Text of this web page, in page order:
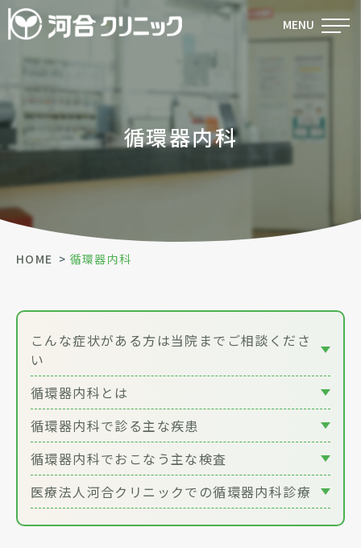
MENU
循環器内科
HOME 循環器内科
こんな症状がある方は当院までご相談くださ
い
循環器内科とは
循環器内科で診る主な疾患
循環器内科でおこなう主な検査
医療法人河合クリニックでの循環器内科診療